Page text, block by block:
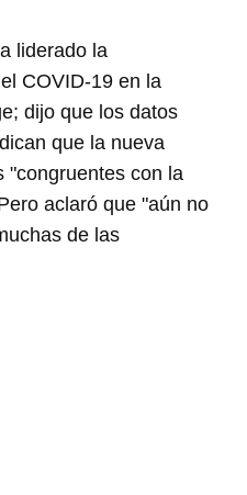
liderado la
COVID-19 en la
dijo que los datos
que la nueva
"congruentes con la
aclaró que "aún no
de las